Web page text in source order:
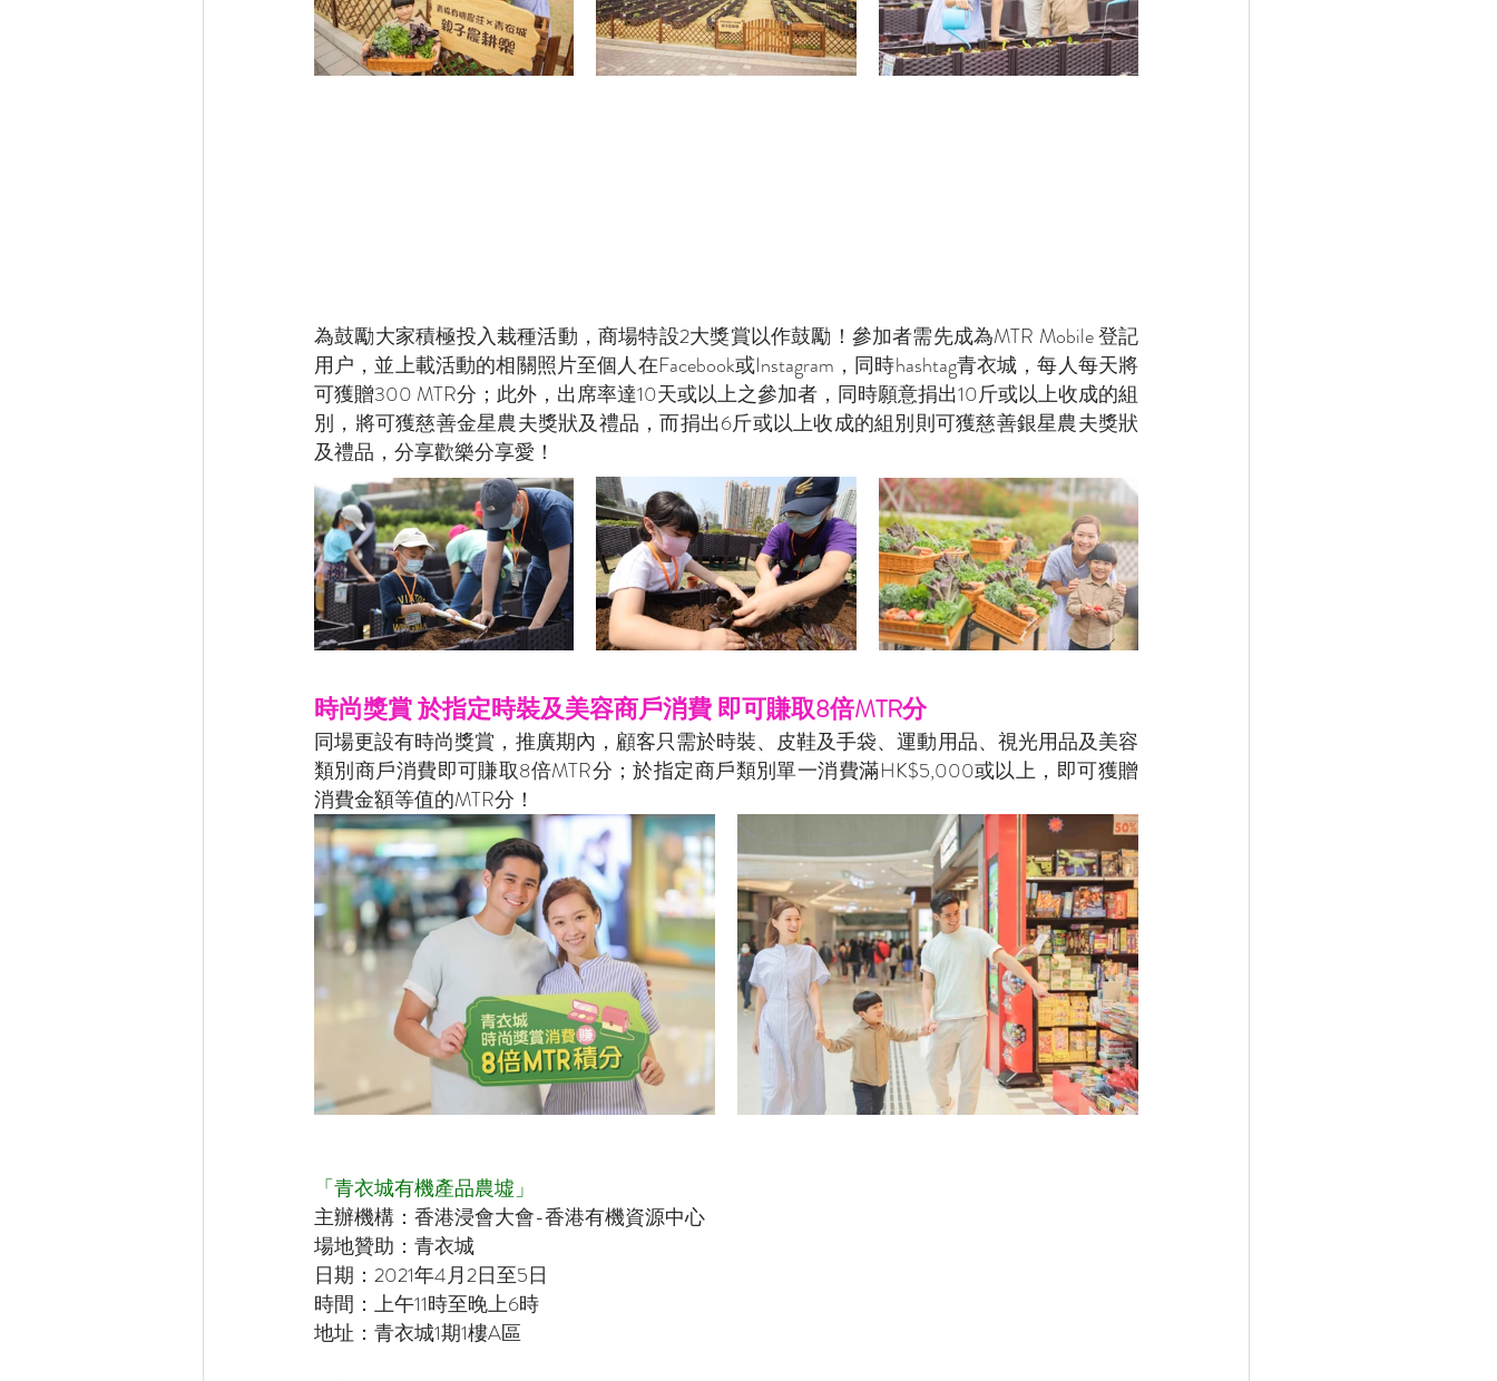
為鼓勵大家積極投入栽種活動，商場特設2大獎賞以作鼓勵！參加者需先成為MTR Mobile 登記
用户，並上載活動的相關照片至個人在Facebook或Instagram，同時hashtag青衣城，每人每天將
可獲贈300 MTR分；此外，出席率達10天或以上之參加者，同時願意捐出10斤或以上收成的組
別，將可獲慈善金星農夫獎狀及禮品，而捐出6斤或以上收成的組別則可獲慈善銀星農夫獎狀
及禮品，分享歡樂分享愛！
時尚獎賞 於指定時裝及美容商戶消費 即可賺取8倍MTR分
同場更設有時尚獎賞，推廣期內，顧客只需於時裝、皮鞋及手袋、運動用品、視光用品及美容
類別商戶消費即可賺取8倍MTR分；於指定商戶類別單一消費滿HK$5,000或以上，即可獲贈
消費金額等值的MTR分！
「青衣城有機產品農墟」
主辦機構：香港浸會大會-香港有機資源中心
場地贊助：青衣城
日期：2021年4月2日至5日
時間：上午11時至晚上6時
地址：青衣城1期1樓A區